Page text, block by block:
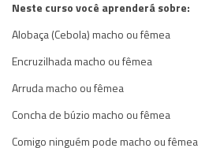
Neste curso você aprenderá sobre:
Alobaça (Cebola) macho ou fêmea
Encruzilhada macho ou fêmea
Arruda macho ou fêmea
Concha de búzio macho ou fêmea
Comigo ninguém pode macho ou fêmea